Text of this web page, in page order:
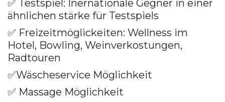
✅ Testspiel: Inernationale Gegner in einer
ähnlichen stärke für Testspiels
✅ Freizeitmöglickeiten: Wellness im
Hotel, Bowling, Weinverkostungen,
Radtouren
✅Wäscheservice Möglichkeit
✅ Massage Möglichkeit